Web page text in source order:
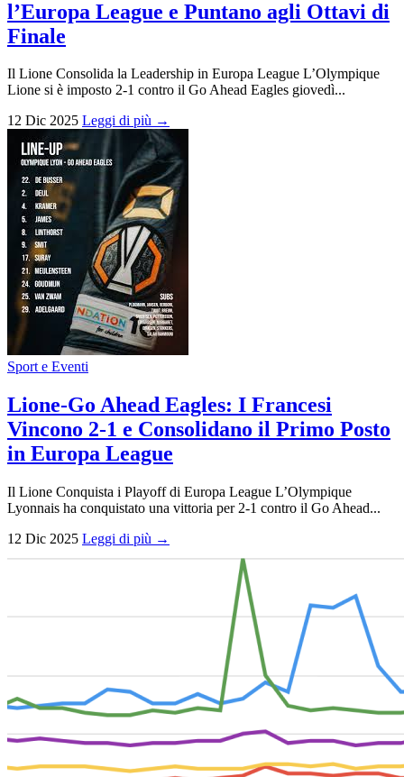
l’Europa League e Puntano agli Ottavi di
Finale
Il Lione Consolida la Leadership in Europa League L’Olympique
Lione si è imposto 2-1 contro il Go Ahead Eagles giovedì...
12 Dic 2025 Leggi di più →
Sport e Eventi
Lione-Go Ahead Eagles: I Francesi
Vincono 2-1 e Consolidano il Primo Posto
in Europa League
Il Lione Conquista i Playoff di Europa League L’Olympique
Lyonnais ha conquistato una vittoria per 2-1 contro il Go Ahead...
12 Dic 2025 Leggi di più →